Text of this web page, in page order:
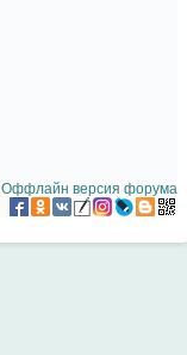
Оффлайн версия форума